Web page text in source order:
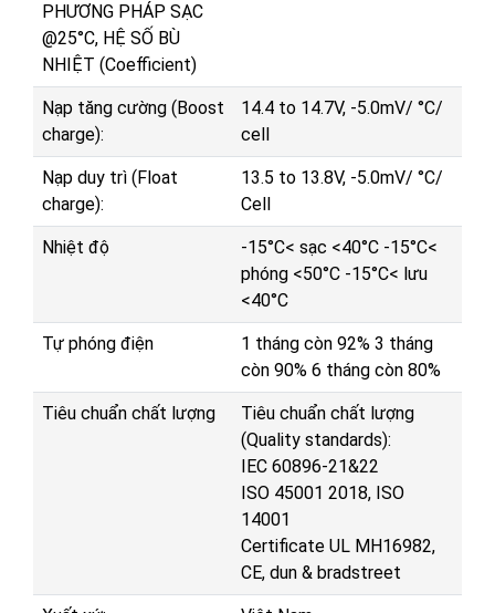
PHƯƠNG PHÁP SẠC
@25°C, HỆ SỐ BÙ
NHIỆT (Coefficient)
Nạp tăng cường (Boost
charge):
14.4 to 14.7V, -5.0mV/ °C/
cell
Nạp duy trì (Float
charge):
13.5 to 13.8V, -5.0mV/ °C/
Cell
Nhiệt độ
-15°C< sạc <40°C -15°C<
phóng <50°C -15°C< lưu
<40°C
Tự phóng điện
1 tháng còn 92% 3 tháng
còn 90% 6 tháng còn 80%
Tiêu chuẩn chất lượng
Tiêu chuẩn chất lượng
(Quality standards):
IEC 60896-21&22
ISO 45001 2018, ISO
14001
Certificate UL MH16982,
CE, dun & bradstreet